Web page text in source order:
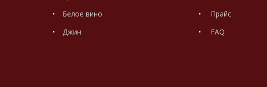
Белое вино
Джин
Прайс
FAQ